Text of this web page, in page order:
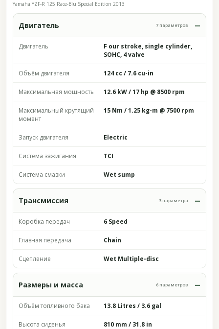
Yamaha YZF-R 125 Race-Blu Special Edition 2013
Двигатель 7 параметров
Двигатель
F our stroke, single cylinder,
SOHC, 4 valve
Объём двигателя 124 cc / 7.6 cu-in
Максимальная мощность 12.6 kW / 17 hp @ 8500 rpm
Максимальный крутящий
момент
15 Nm / 1.25 kg-m @ 7500 rpm
Запуск двигателя Electric
Система зажигания TCI
Система смазки Wet sump
Трансмиссия 3 параметра
Коробка передач 6 Speed
Главная передача Chain
Сцепление Wet Multiple-disc
Размеры и масса 6 параметров
Объём топливного бака 13.8 Litres / 3.6 gal
Высота сиденья 810 mm / 31.8 in